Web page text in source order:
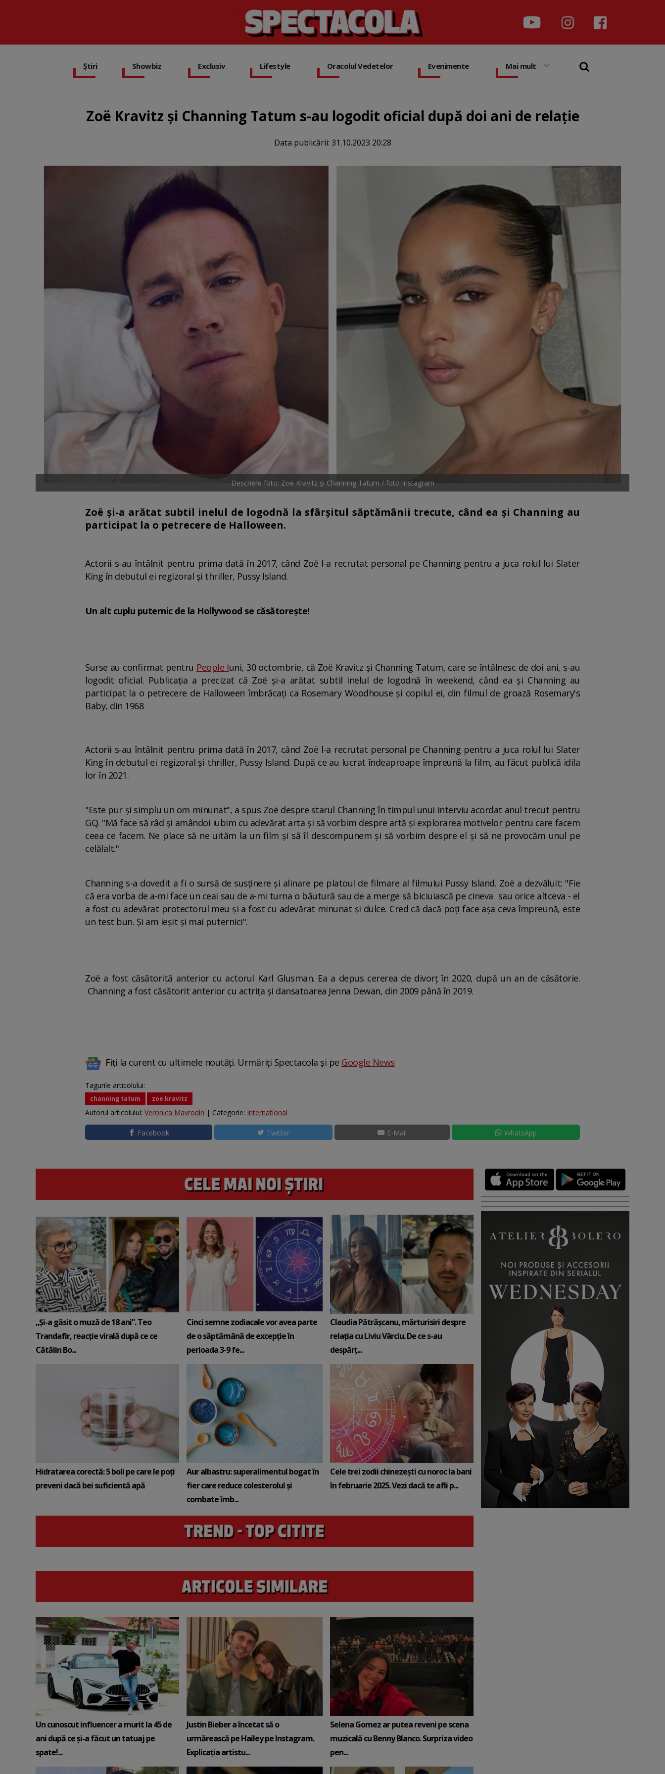
Știri Showbiz Exclusiv Lifestyle Oracolul Vedetelor Evenimente Mai mult
Zoë Kravitz și Channing Tatum s-au logodit oficial după doi ani de relație
Data publicării: 31.10.2023 20:28
Descriere foto: Zoë Kravitz și Channing Tatum / foto Instagram
Zoë și-a arătat subtil inelul de logodnă la sfârșitul săptămânii trecute, când ea și Channing au
participat la o petrecere de Halloween.
Actorii s-au întâlnit pentru prima dată în 2017, când Zoë l-a recrutat personal pe Channing pentru a juca rolul lui Slater
King în debutul ei regizoral și thriller, Pussy Island.
Un alt cuplu puternic de la Hollywood se căsătorește!
Surse au confirmat pentru People luni, 30 octombrie, că Zoë Kravitz și Channing Tatum, care se întâlnesc de doi ani, s-au
logodit oficial. Publicația a precizat că Zoë și-a arătat subtil inelul de logodnă în weekend, când ea și Channing au
participat la o petrecere de Halloween îmbrăcați ca Rosemary Woodhouse și copilul ei, din filmul de groază Rosemary's
Baby, din 1968
Actorii s-au întâlnit pentru prima dată în 2017, când Zoë l-a recrutat personal pe Channing pentru a juca rolul lui Slater
King în debutul ei regizoral și thriller, Pussy Island. După ce au lucrat îndeaproape împreună la film, au făcut publică idila
lor în 2021.
"Este pur și simplu un om minunat", a spus Zoë despre starul Channing în timpul unui interviu acordat anul trecut pentru
GQ. "Mă face să râd și amândoi iubim cu adevărat arta și să vorbim despre artă și explorarea motivelor pentru care facem
ceea ce facem. Ne place să ne uităm la un film și să îl descompunem și să vorbim despre el și să ne provocăm unul pe
celălalt."
Channing s-a dovedit a fi o sursă de susținere și alinare pe platoul de filmare al filmului Pussy Island. Zoë a dezvăluit: "Fie
că era vorba de a-mi face un ceai sau de a-mi turna o băutură sau de a merge să biciuiască pe cineva sau orice altceva - el
a fost cu adevărat protectorul meu și a fost cu adevărat minunat și dulce. Cred că dacă poți face așa ceva împreună, este
un test bun. Și am ieșit și mai puternici".
Zoë a fost căsătorită anterior cu actorul Karl Glusman. Ea a depus cererea de divorț în 2020, după un an de căsătorie.
Channing a fost căsătorit anterior cu actrița și dansatoarea Jenna Dewan, din 2009 până în 2019.
Fiți la curent cu ultimele noutăți. Urmăriți Spectacola și pe Google News
Tagurile articolului:
channing tatum zoe kravitz
Autorul articolului: Veronica Mavrodin | Categorie: International
Facebook Twitter E-Mail WhatsApp
„Și-a găsit o muză de 18 ani”. Teo
Trandafir, reacție virală după ce ce
Cătălin Bo...
Cinci semne zodiacale vor avea parte
de o săptămână de excepție în
perioada 3-9 fe...
Claudia Pătrășcanu, mărturisiri despre
relația cu Liviu Vârciu. De ce s-au
despărț...
Hidratarea corectă: 5 boli pe care le poți
preveni dacă bei suficientă apă
Aur albastru: superalimentul bogat în
fier care reduce colesterolul și
combate îmb...
Cele trei zodii chinezești cu noroc la bani
în februarie 2025. Vezi dacă te afli p...
Un cunoscut influencer a murit la 45 de
ani după ce și-a făcut un tatuaj pe
spate!...
Justin Bieber a încetat să o
urmărească pe Hailey pe Instagram.
Explicația artistu...
Selena Gomez ar putea reveni pe scena
muzicală cu Benny Blanco. Surpriza video
pen...